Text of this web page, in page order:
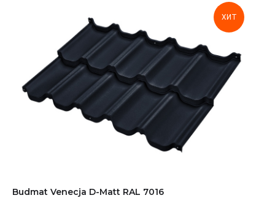
ХИТ
Budmat Venecja D-Matt RAL 7016